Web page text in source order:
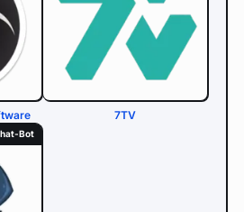
7TV
Bot